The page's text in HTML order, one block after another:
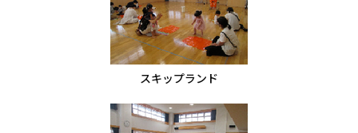
スキップランド